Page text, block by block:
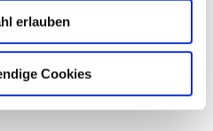
erlauben
Cookies
beschreibt